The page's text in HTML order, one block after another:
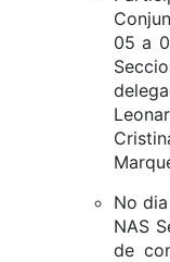
05 a
No
NAS
de